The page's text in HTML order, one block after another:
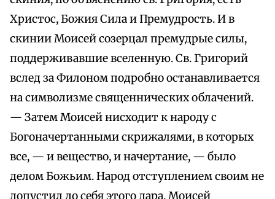
Христос, Божия Сила и Премудрость. И в
скинии Моисей созерцал премудрые силы,
поддерживавшие вселенную. Св. Григорий
вслед за Филоном подробно останавливается
на символизме священнических облачений.
— Затем Моисей нисходит к народу с
Богоначертанными скрижалями, в которых
все, — и вещество, и начертание, — было
делом Божьим. Народ отступлением своим не
допустил до себя этого дара. Моисей